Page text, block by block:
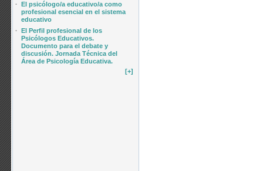
· El psicólogo/a educativo/a como
profesional esencial en el sistema
educativo
· El Perfil profesional de los
Psicólogos Educativos.
Documento para el debate y
discusión. Jornada Técnica del
Área de Psicología Educativa.
[+]